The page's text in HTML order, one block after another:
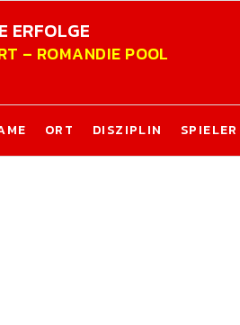
ERFOLGE
– ROMANDIE POOL
ORT DISZIPLIN SPIELER